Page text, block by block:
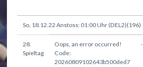
So, 18.12.22 Anstoss: 01:00 Uhr (DEL2)(196)
28.
Spieltag
Oops, an error occurred!
Code:
20260809102643b500ded7
-